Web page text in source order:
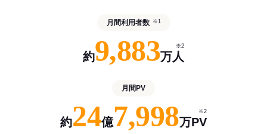
月間利用者数 ※1
約9,883万人
※2
月間PV
約24億7,998万PV
※2